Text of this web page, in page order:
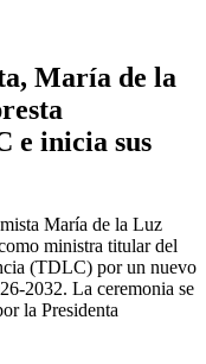
María de la
e inicia sus
María de la Luz
ministra titular del
(TDLC) por un nuevo
2032. La ceremonia se
la Presidenta